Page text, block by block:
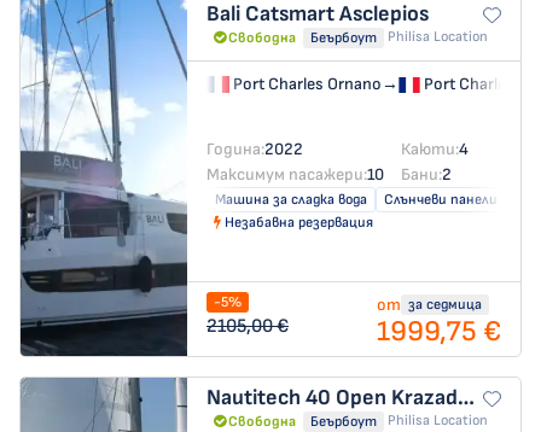
Bali CatsmartAsclepios
Свободна Беърбоут Philisa Location
Port Charles Ornano→ Port Charles
Година:2022 Каюти:4
Максимум пасажери:10 Бани:2
Машина за сладка вода
Слънчеви панели
Незабавна резервация
-5%
2105,00 €
от за седмица
1999,75 €
Nautitech 40 Open Krazadeen
Свободна Беърбоут Philisa Location